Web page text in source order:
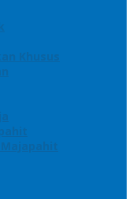
Khusus
Majapahit